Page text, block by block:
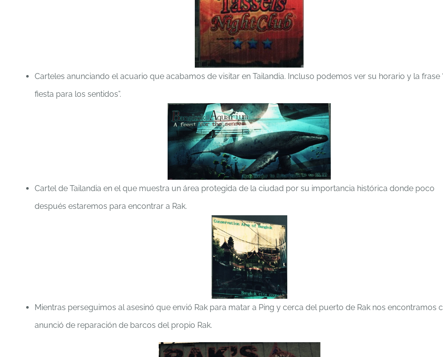
Carteles anunciando el acuario que acabamos de visitar en Tailandia. Incluso podemos ver su horario y la frase
fiesta para los sentidos”.
Cartel de Tailandia en el que muestra un área protegida de la ciudad por su importancia histórica donde poco
después estaremos para encontrar a Rak.
Mientras perseguimos al asesinó que envió Rak para matar a Ping y cerca del puerto de Rak nos encontramos
anunció de reparación de barcos del propio Rak.